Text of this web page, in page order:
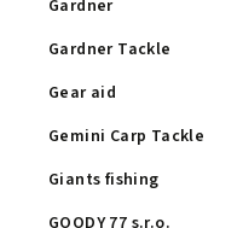
Gardner
Gardner Tackle
Gear aid
Gemini Carp Tackle
Giants fishing
GOODY 77 s.r.o.